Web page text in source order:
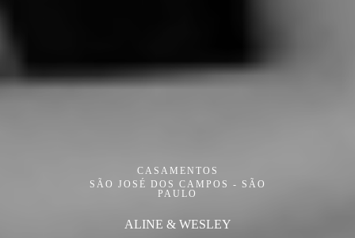
CASAMENTOS
SÃO JOSÉ DOS CAMPOS - SÃO
PAULO
ALINE & WESLEY